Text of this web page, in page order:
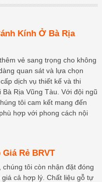
Kính Ở Bà Rịa
vẻ sang trọng cho không
quan sát và lựa chọn
dịch vụ thiết kế và thi
Rịa Vũng Tàu. Với đội ngũ
tôi cam kết mang đến
hợp với phong cách nội
Rẻ BRVT
tôi còn nhận đặt đóng
cả hợp lý. Chất liệu gỗ tự